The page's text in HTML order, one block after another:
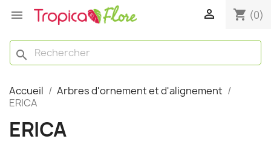
  shopping_cart (0)
search
Accueil
Arbres d'ornement et d'alignement
ERICA
ERICA